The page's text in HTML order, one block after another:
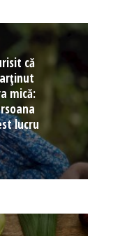
că
mică:
lucru